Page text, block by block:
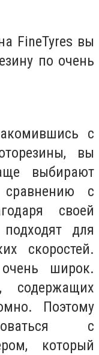
FineTyres вы
по очень
с
вы
выбирают
с
своей
для
скоростей.
широк.
содержащих
Поэтому
с
который